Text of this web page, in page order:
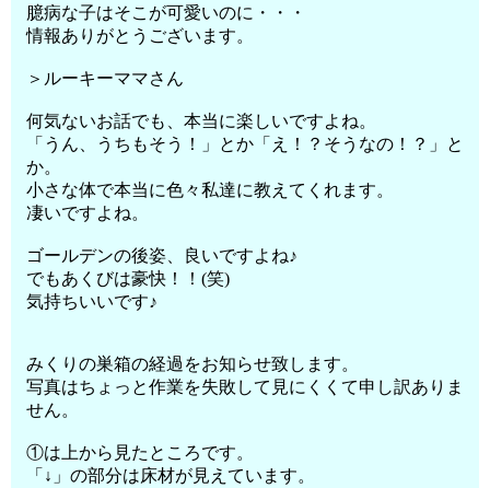
臆病な子はそこが可愛いのに・・・
情報ありがとうございます。
＞ルーキーママさん
何気ないお話でも、本当に楽しいですよね。
「うん、うちもそう！」とか「え！？そうなの！？」と
か。
小さな体で本当に色々私達に教えてくれます。
凄いですよね。
ゴールデンの後姿、良いですよね♪
でもあくびは豪快！！(笑)
気持ちいいです♪
みくりの巣箱の経過をお知らせ致します。
写真はちょっと作業を失敗して見にくくて申し訳ありま
せん。
①は上から見たところです。
「↓」の部分は床材が見えています。